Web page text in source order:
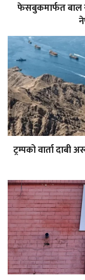
फेसबुकमार्फत बाल
ट्रम्पको वार्ता दाबी